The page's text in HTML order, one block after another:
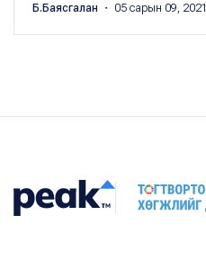
Б.Баясгалан ・ 05 сарын 09, 2021